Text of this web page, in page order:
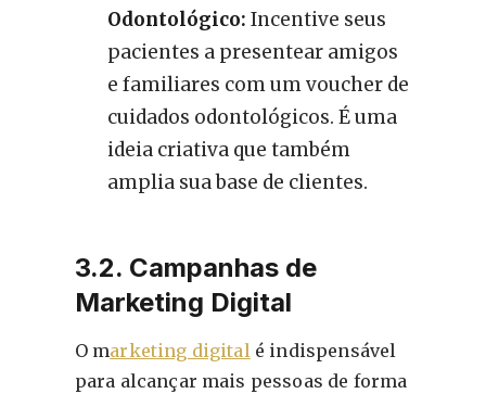
Odontológico: Incentive seus
pacientes a presentear amigos
e familiares com um voucher de
cuidados odontológicos. É uma
ideia criativa que também
amplia sua base de clientes.
3.2. Campanhas de
Marketing Digital
O marketing digitalé indispensável
para alcançar mais pessoas de forma